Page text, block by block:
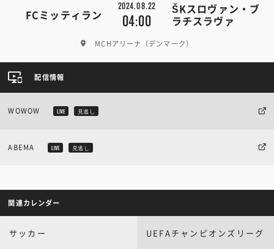
FCミッティラン
2024.08.22
04:00
ŠKスロヴァン・ブ
ラチスラヴァ
MCHアリーナ（デンマーク）
配信情報
WOWOW LIVE 見逃し
ABEMA LIVE 見逃し
関連カレンダー
サッカー UEFAチャンピオンズリーグ